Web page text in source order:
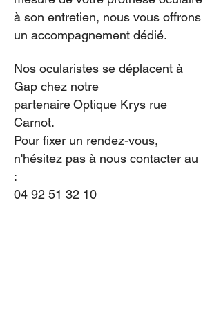
à son entretien, nous vous offrons
un accompagnement dédié.
Nos ocularistes se déplacent à
Gap chez notre
partenaireOptique Krys rue
Carnot.
Pour fixer un rendez-vous,
n'hésitez pas à nous contacter au
:
04 92 51 32 10